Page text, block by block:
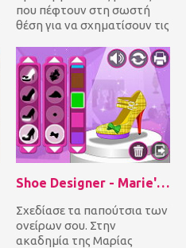
που πέφτουν στη σωστή
θέση για να σχηματίσουν τις
για...
Shoe Designer - Marie's Girl Games
Σχεδίασε τα παπούτσια των
ονείρων σου. Στην
ακαδημία της Μαρίας